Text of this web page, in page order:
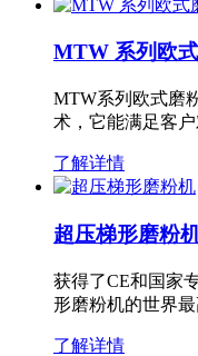
MTW 系列欧
MTW系列欧式磨
术，它能满足客
了解详情
超压梯形磨粉
获得了CE和国家
形磨粉机的世界
了解详情